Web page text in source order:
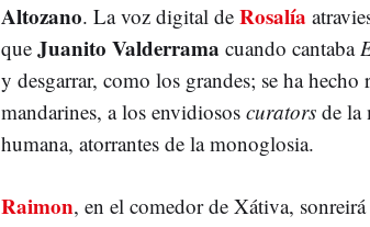
Altozano. La voz digital de Rosalía
que Juanito Valderrama cuando cantaba
y desgarrar, como los grandes; se ha hecho
mandarines, a los envidiosos curators de la
humana, atorrantes de la monoglosia.
Raimon, en el comedor de Xátiva,